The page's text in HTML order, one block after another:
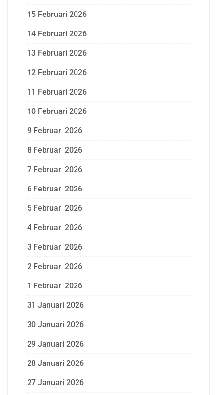
15 Februari 2026
14 Februari 2026
13 Februari 2026
12 Februari 2026
11 Februari 2026
10 Februari 2026
9 Februari 2026
8 Februari 2026
7 Februari 2026
6 Februari 2026
5 Februari 2026
4 Februari 2026
3 Februari 2026
2 Februari 2026
1 Februari 2026
31 Januari 2026
30 Januari 2026
29 Januari 2026
28 Januari 2026
27 Januari 2026